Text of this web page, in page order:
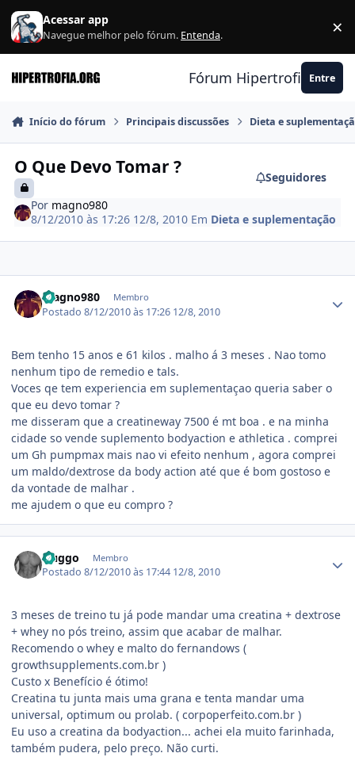
Ir para conteúdo
Acessar app
Navegue melhor pelo fórum. Entenda. ×
Fórum Hipertrofia.org
Entre
Início do fórum Principais discussões Dieta e
O Que Devo Tomar ?
Seguidores
Por magno980
8/12/2010 às 17:26 12/8, 2010 Em Dieta e suplementação
magno980 Membro
Postado8/12/2010 às 17:26 12/8, 2010
Bem tenho 15 anos e 61 kilos . malho á 3 meses . Nao tomo
nenhum tipo de remedio e tals.
Voces qe tem experiencia em suplementaçao queria saber o
que eu devo tomar ?
me disseram que a creatineway 7500 é mt boa . e na minha
cidade so vende suplemento bodyaction e athletica . comprei
um Gh pumpmax mais nao vi efeito nenhum , agora comprei
um maldo/dextrose da body action até que é bom gostoso e
da vontade de malhar .
me ajudem o que eu compro ?
Huggo Membro
Postado8/12/2010 às 17:44 12/8, 2010
3 meses de treino tu já pode mandar uma creatina + dextrose
+ whey no pós treino, assim que acabar de malhar.
Recomendo o whey e malto do fernandows (
growthsupplements.com.br )
Custo x Benefício é ótimo!
Creatina tu junta mais uma grana e tenta mandar uma
universal, optimum ou prolab. ( corpoperfeito.com.br )
Eu uso a creatina da bodyaction... achei ela muito farinhada,
também pudera, pelo preço. Não curti.